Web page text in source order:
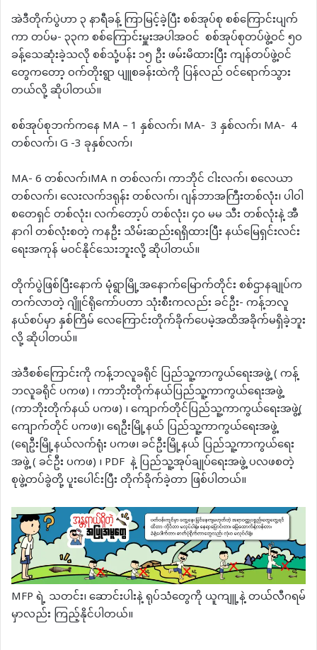
အဲဒီတိုက်ပွဲဟာ ၃ နာရီခန့် ကြာမြင့်ခဲ့ပြီး စစ်အုပ်စု စစ်ကြောင်းပျက်
ကာ တပ်မ- ၃၃က စစ်ကြောင်းမှူးအပါအဝင် စစ်အုပ်စုတပ်ဖွဲ့ဝင် ၅၀
ခန့်သေဆုံးခဲ့သလို စစ်သုံ့ပန်း ၁၅ ဦး ဖမ်းမိထားပြီး ကျန်တပ်ဖွဲ့ဝင်
တွေကတော့ ဝက်တိုးရွာ ပျူစခန်းထဲကို ပြန်လည် ဝင်ရောက်သွား
တယ်လို့ ဆိုပါတယ်။
စစ်အုပ်စုဘက်ကနေ MA – 1 နှစ်လက်၊ MA- 3 နှစ်လက်၊ MA- 4
တစ်လက်၊ G -3 ခုနှစ်လက်၊
MA- 6 တစ်လက်၊MA n တစ်လက်၊ ကာဘိုင် ငါးလက်၊ စလေယာ
တစ်လက်၊ လေးလက်ဒရုန်း တစ်လက်၊ ဂျန်ဘာအကြီးတစ်လုံး၊ ပါဝါ
စတေရှင် တစ်လုံး၊ လက်တော့ပ် တစ်လုံး၊ ၄၀ မမ သီး တစ်လုံးနဲ့ အီ
နာဂါ တစ်လုံးစတဲ့ ကနဦး သိမ်းဆည်းရရှိထားပြီး နယ်မြေရှင်းလင်း
ရေးအကုန် မဝင်နိုင်သေးဘူးလို့ ဆိုပါတယ်။
တိုက်ပွဲဖြစ်ပြီးနောက် မုံရွာမြို့အနောက်မြောက်တိုင်း စစ်ဌာနချုပ်က
တက်လာတဲ့ ဂျိူင်ရိုကော်ပတာ သုံးစီးကလည်း ခင်ဦး- ကန့်ဘလူ
နယ်စပ်မှာ နှစ်ကြိမ် လေကြောင်းတိုက်ခိုက်ပေမဲ့အထိအခိုက်မရှိခဲ့ဘူး
လို့ ဆိုပါတယ်။
အဲဒီစစ်ကြောင်းကို ကန့်ဘလူခရိုင် ပြည်သူ့ကာကွယ်ရေးအဖွဲ့ ( ကန့်
ဘလူခရိုင် ပကဖ) ၊ ကာဘိုးတိုက်နယ်ပြည်သူ့ကာကွယ်ရေးအဖွဲ့
(ကာဘိုးတိုက်နယ် ပကဖ) ၊ ကျောက်တိုင်ပြည်သူ့ကာကွယ်ရေးအဖွဲ့(
ကျောက်တိုင် ပကဖ)၊ ရေဦးမြို့နယ် ပြည်သူ့ကာကွယ်ရေးအဖွဲ့
(ရေဦးမြို့နယ်လက်ရုံး ပကဖ၊ ခင်ဦးမြို့နယ် ပြည်သူ့ကာကွယ်ရေး
အဖွဲ့ ( ခင်ဦး ပကဖ) ၊ PDF နဲ့ ပြည်သူ့အုပ်ချုပ်ရေးအဖွဲ့ ပလဖစတဲ့
စုဖွဲ့တပ်ခွဲတို့ ပူးပေါင်းပြီး တိုက်ခိုက်ခဲ့တာ ဖြစ်ပါတယ်။
MFP ရဲ့ သတင်း၊ ဆောင်းပါးနဲ့ ရုပ်သံတွေကို ယူကျူ့နဲ့ တယ်လီဂရမ်
မှာလည်း ကြည့်နိုင်ပါတယ်။